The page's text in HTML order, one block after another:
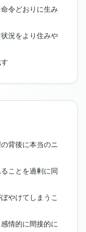
令どおりに生み
況をより住みや
背後に本当のニ
ことを過剰に同
やけてしまうこ
情的に間接的に